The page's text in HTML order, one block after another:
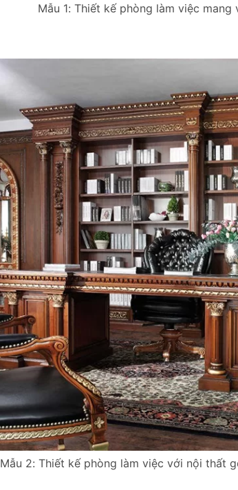
Mẫu 1: Thiết kế phòng làm việc mang
Mẫu 2: Thiết kế phòng làm việc với nội thất